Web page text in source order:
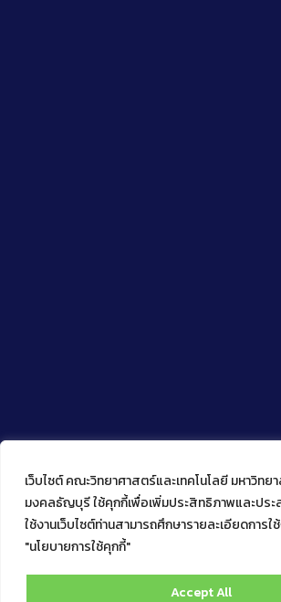
เว็บไซต์ คณะวิทยาศาสตร์และเทคโนโลยี มหาวิทย
มงคลธัญบุรี ใช้คุกกี้เพื่อเพิ่มประสิทธิภาพและปร
ใช้งานเว็บไซต์ท่านสามารถศึกษารายละเอียดการใ
"นโยบายการใช้คุกกี้"
Accept All
Copyright © 2022 คณะวิทยาศาสตร์และเทคโน